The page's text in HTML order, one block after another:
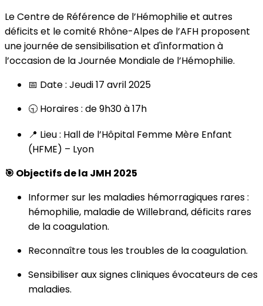
Le Centre de Référence de l’Hémophilie et autres
déficits et le comité Rhône-Alpes de l’AFH proposent
une journée de sensibilisation et d'information à
l’occasion de la Journée Mondiale de l’Hémophilie.
📅 Date : Jeudi 17 avril 2025
🕤 Horaires : de 9h30 à 17h
📍 Lieu : Hall de l’Hôpital Femme Mère Enfant
(HFME) – Lyon
🎯 Objectifs de la JMH 2025
Informer sur les maladies hémorragiques rares :
hémophilie, maladie de Willebrand, déficits rares
de la coagulation.
Reconnaître tous les troubles de la coagulation.
Sensibiliser aux signes cliniques évocateurs de ces
maladies.